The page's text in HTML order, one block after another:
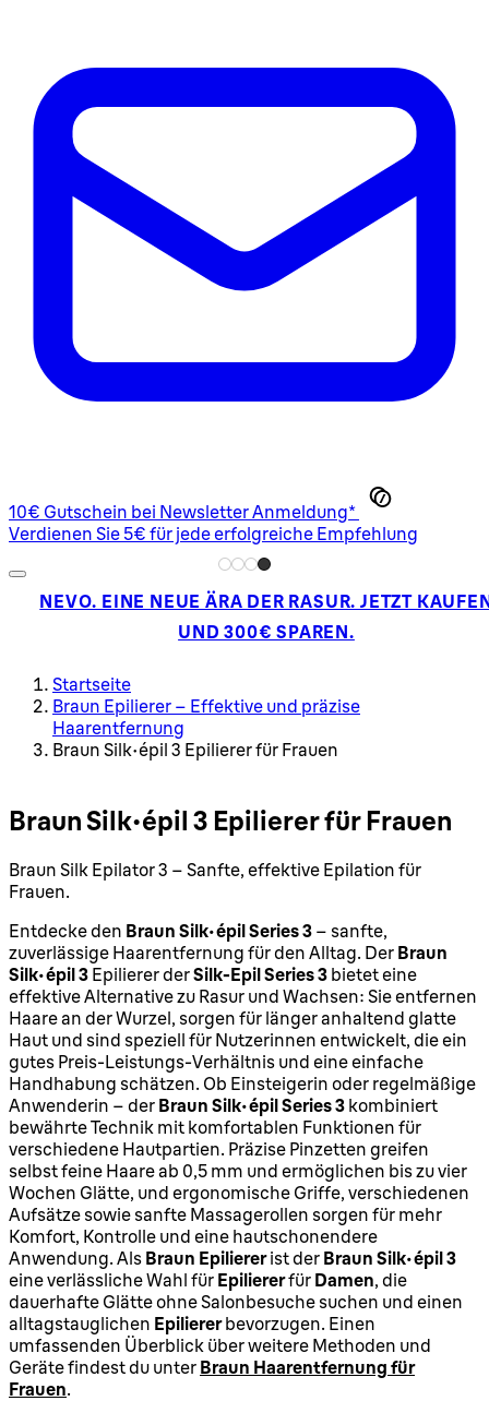
10€ Gutschein bei Newsletter Anmeldung*
Verdienen Sie 5€ für jede erfolgreiche Empfehlung
NEVO. EINE NEUE ÄRA DER RASUR. JETZT
UND 300€ SPAREN.
Startseite
Braun Epilierer – Effektive und präzise
Haarentfernung
Braun Silk-épil 3 Epilierer für Frauen
Braun Silk-épil 3 Epilierer für Frauen
Braun Silk Epilator 3 – Sanfte, effektive Epilation für
Frauen.
Entdecke den Braun Silk-épil Series 3 – sanfte,
zuverlässige Haarentfernung für den Alltag. Der Braun
Silk-épil 3 Epilierer derSilk-Epil Series 3 bietet eine
effektive Alternative zu Rasur und Wachsen: Sie entfernen
Haare an der Wurzel, sorgen für länger anhaltend glatte
Haut und sind speziell für Nutzerinnen entwickelt, die ein
gutes Preis-Leistungs-Verhältnis und eine einfache
Handhabung schätzen. Ob Einsteigerin oder regelmäßige
Anwenderin – der Braun Silk-épil Series 3 kombiniert
bewährte Technik mit komfortablen Funktionen für
verschiedene Hautpartien. Präzise Pinzetten greifen
selbst feine Haare ab 0,5 mm und ermöglichen bis zu vier
Wochen Glätte, und ergonomische Griffe, verschiedenen
Aufsätze sowie sanfte Massagerollen sorgen für mehr
Komfort, Kontrolle und eine hautschonendere
Anwendung. Als Braun Epiliererist der Braun Silk-épil 3
eine verlässliche Wahl für Epiliererfür Damen, die
dauerhafte Glätte ohne Salonbesuche suchen und einen
alltagstauglichen Epiliererbevorzugen. Einen
umfassenden Überblick über weitere Methoden und
Geräte findest du unter Braun Haarentfernung für
Frauen.